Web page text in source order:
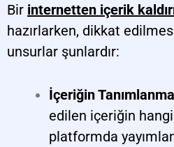
Bir internetten içerik
hazırlarken, dikkat
unsurlar şunlardır:
İçeriğin
edilen içeriğin
platformda